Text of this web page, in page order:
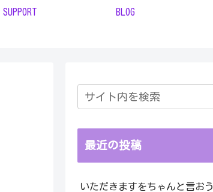
SUPPORT BLOG
最近の投稿
いただきますをちゃんと言おう